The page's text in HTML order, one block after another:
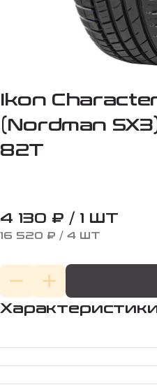
Ikon
(Nordman
82T
4 130 ₽ / 1 ШТ
16 520 ₽ / 4 ШТ